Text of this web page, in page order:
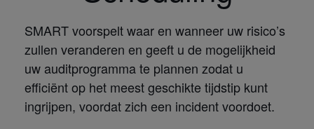
SMART voorspelt waar en wanneer uw risico’s
zullen veranderen en geeft u de mogelijkheid
uw auditprogramma te plannen zodat u
efficiënt op het meest geschikte tijdstip kunt
ingrijpen, voordat zich een incident voordoet.